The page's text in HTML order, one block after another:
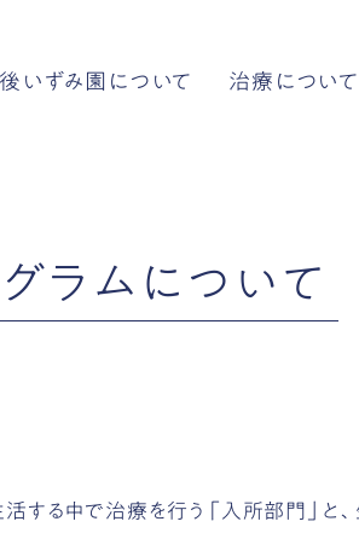
いずみ園について 治療について
ラムについて
する中で治療を行う「入所部門」と